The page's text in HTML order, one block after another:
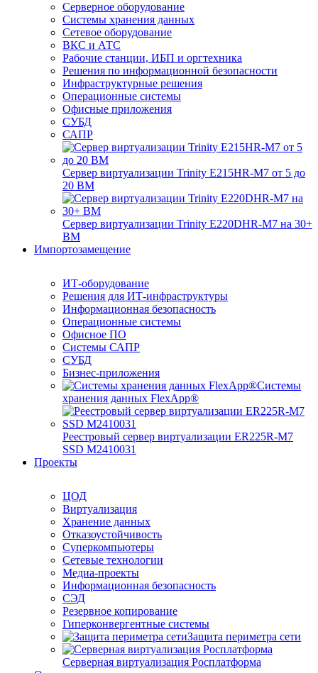
Серверное оборудование
Системы хранения данных
Сетевое оборудование
ВКС и АТС
Рабочие станции, ИБП и оргтехника
Решения по информационной безопасности
Инфраструктурные решения
Операционные системы
Офисные приложения
СУБД
САПР
Сервер виртуализации Trinity E215HR-M7 от 5 до
20 ВМ
Сервер виртуализации Trinity E220DHR-M7 на 30+
ВМ
Импортозамещение
ИТ-оборудование
Решения для ИТ-инфраструктуры
Информационная безопасность
Операционные системы
Офисное ПО
Системы САПР
СУБД
Бизнес-приложения
Системы
хранения данных FlexApp®
Реестровый сервер виртуализации ER225R-M7
SSD М2410031
Проекты
ЦОД
Виртуализация
Хранение данных
Отказоустойчивость
Суперкомпьютеры
Сетевые технологии
Медиа-проекты
Информационная безопасность
СЭД
Резервное копирование
Гиперконвергентные системы
Защита периметра сети
Серверная виртуализация Росплатформа